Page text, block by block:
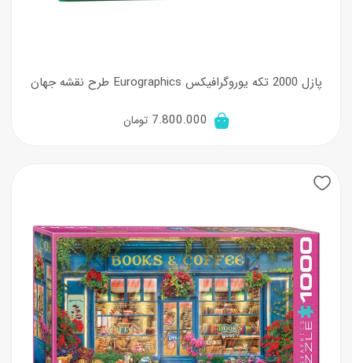
پازل 2000 تکه یوروگرافیکس Eurographics طرح نقشه جهان
7.800.000 تومان